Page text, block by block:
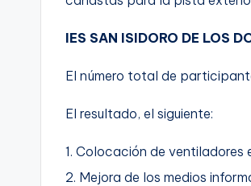
IES SAN ISIDORO DE LOS
El número total de
El resultado, el siguiente:
1. Colocación de ventiladores
2. Mejora de los medios